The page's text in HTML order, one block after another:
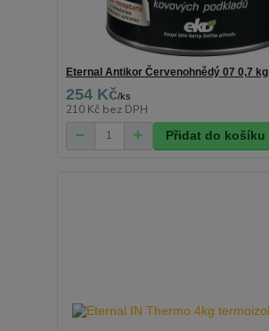
Eternal Antikor Červenohnědý 07 0,7 kg
254 Kč/ks
210 Kč bez DPH
Přidat do košíku